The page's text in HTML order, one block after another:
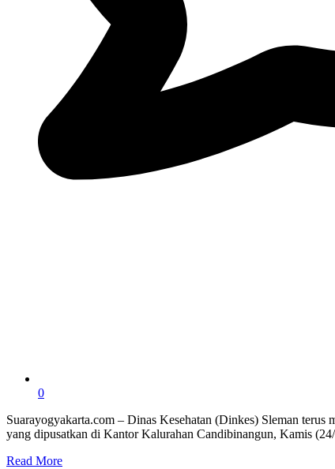
0
Suarayogyakarta.com – Dinas Kesehatan (Dinkes) Sleman
yang dipusatkan di Kantor Kalurahan Candibinangun, Kamis
Read More